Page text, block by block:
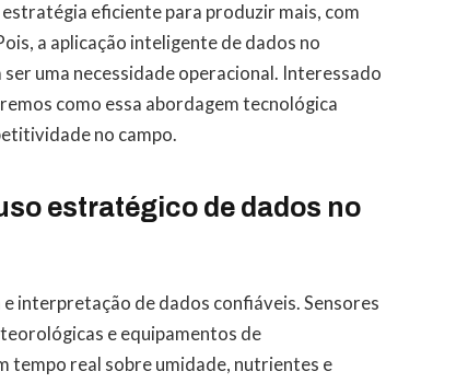
eficiente para produzir mais, com
a aplicação inteligente de dados no
uma necessidade operacional. Interessado
como essa abordagem tecnológica
no campo.
estratégico de dados no
interpretação de dados confiáveis. Sensores
e equipamentos de
tempo real sobre umidade, nutrientes e